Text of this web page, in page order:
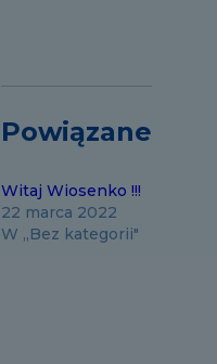
Powiązane
Witaj Wiosenko !!!
22 marca 2022
W „Bez kategorii"